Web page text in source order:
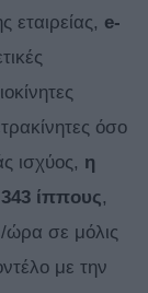
εταιρείας, e-
όσο
ισχύος, η
ίππους,
ώρα σε μόλις
με την